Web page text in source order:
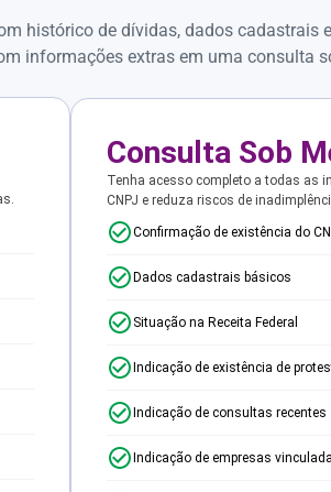
histórico de dívidas, dados cadastrais
informações extras em uma consulta
Consulta Sob
Tenha acesso completo a todas as
CNPJ e reduza riscos de
Confirmação de existência do
Dados cadastrais básicos
Situação na Receita Federal
Indicação de existência de
Indicação de consultas recentes
Indicação de empresas